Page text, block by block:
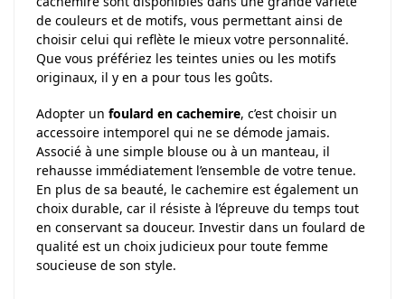
de couleurs et de motifs, vous permettant ainsi de
choisir celui qui reflète le mieux votre personnalité.
Que vous préfériez les teintes unies ou les motifs
originaux, il y en a pour tous les goûts.
Adopter un foulard en cachemire, c’est choisir un
accessoire intemporel qui ne se démode jamais.
Associé à une simple blouse ou à un manteau, il
rehausse immédiatement l’ensemble de votre tenue.
En plus de sa beauté, le cachemire est également un
choix durable, car il résiste à l’épreuve du temps tout
en conservant sa douceur. Investir dans un foulard de
qualité est un choix judicieux pour toute femme
soucieuse de son style.